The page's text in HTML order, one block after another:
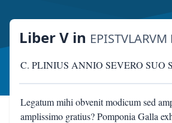
Liber V in
C. PLINIUS ANNIO SEVERO SUO
Legatum mihi obvenit modicum sed
amplissimo gratius? Pomponia Galla